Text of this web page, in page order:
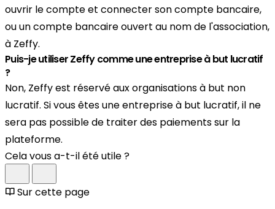
ouvrir le compte et connecter son compte bancaire,
ou un compte bancaire ouvert au nom de l'association,
à Zeffy.
Puis-je utiliser Zeffy comme une entreprise à but lucratif
?
Non, Zeffy est réservé aux organisations à but non
lucratif. Si vous êtes une entreprise à but lucratif, il ne
sera pas possible de traiter des paiements sur la
plateforme.
Cela vous a-t-il été utile ?
Sur cette page